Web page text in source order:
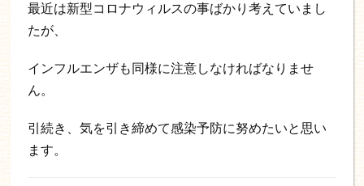
最近は新型コロナウィルスの事ばかり考えていまし
たが、
インフルエンザも同様に注意しなければなりませ
ん。
引続き、気を引き締めて感染予防に努めたいと思い
ます。